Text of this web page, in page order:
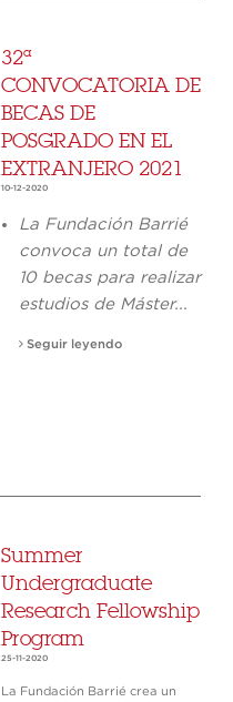
32ª
CONVOCATORIA DE
BECAS DE
POSGRADO EN EL
EXTRANJERO 2021
10-12-2020
La Fundación Barrié
convoca un total de
10 becas para realizar
estudios de Máster...
Seguir leyendo
Summer
Undergraduate
Research Fellowship
Program
25-11-2020
La Fundación Barrié crea un